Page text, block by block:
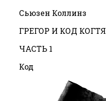
Сьюзен Коллинз
ГРЕГОР И КОД КОГТЯ
ЧАСТЬ 1
Код